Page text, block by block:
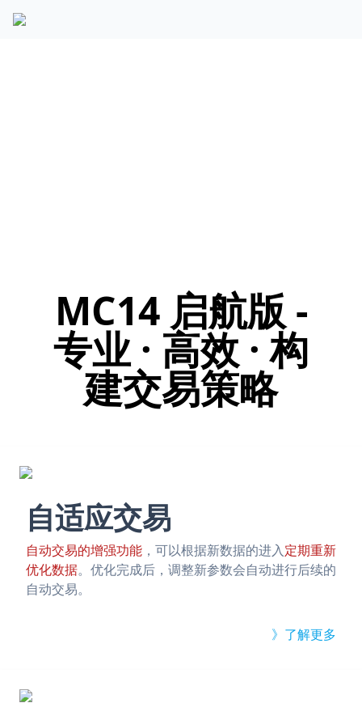
MC14 启航版 -
专业 · 高效 · 构
建交易策略
自适应交易
自动交易的增强功能 ，可以根据新数据的进入定期重新
优化数据。优化完成后，调整新参数会自动进行后续的
自动交易。
》了解更多